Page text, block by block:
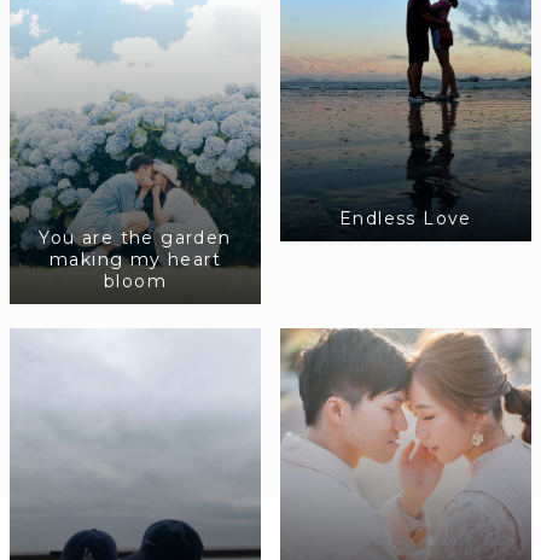
You are the garden
making my heart
bloom
Endless Love